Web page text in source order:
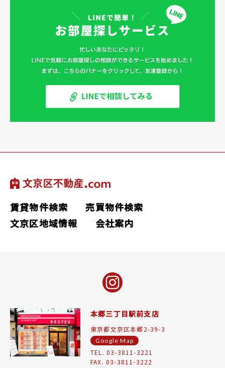
賃貸物件検索
売買物件検索
文京区地域情報
会社案内
本郷三丁目駅前支店
東京都文京区本郷2-39-3
Google Map
TEL. 03-3811-3221
FAX. 03-3811-3222